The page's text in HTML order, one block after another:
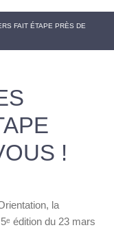
FAIT ÉTAPE PRÈS DE
!
la
édition du 23 mars